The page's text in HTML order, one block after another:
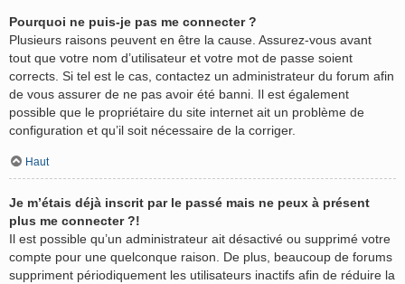
Pourquoi ne puis-je pas me connecter ?
Plusieurs raisons peuvent en être la cause. Assurez-vous avant
tout que votre nom d’utilisateur et votre mot de passe soient
corrects. Si tel est le cas, contactez un administrateur du forum afin
de vous assurer de ne pas avoir été banni. Il est également
possible que le propriétaire du site internet ait un problème de
configuration et qu’il soit nécessaire de la corriger.
Haut
Je m’étais déjà inscrit par le passé mais ne peux à présent
plus me connecter ?!
Il est possible qu’un administrateur ait désactivé ou supprimé votre
compte pour une quelconque raison. De plus, beaucoup de forums
suppriment périodiquement les utilisateurs inactifs afin de réduire la